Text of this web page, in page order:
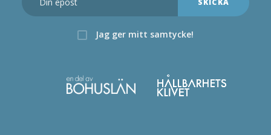
Jag ger mitt samtycke!